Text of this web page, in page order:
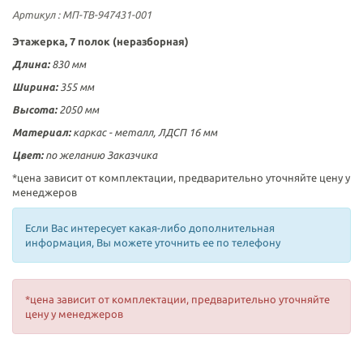
Артикул: МП-ТВ-947431-001
Этажерка, 7 полок (неразборная)
Длина:830 мм
Ширина: 355 мм
Высота:2050 мм
Материал:каркас - металл, ЛДСП 16 мм
Цвет: по желанию Заказчика
*цена зависит от комплектации, предварительно уточняйте цену у
менеджеров
Если Вас интересует какая-либо дополнительная
информация, Вы можете уточнить ее по телефону
*цена зависит от комплектации, предварительно уточняйте
цену у менеджеров